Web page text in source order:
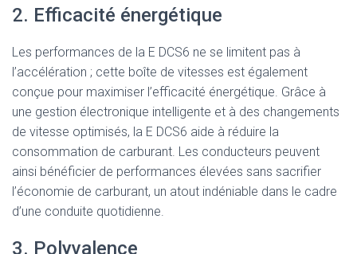
2. Efficacité énergétique
Les performances de la E DCS6 ne se limitent pas à
l’accélération ; cette boîte de vitesses est également
conçue pour maximiser l’efficacité énergétique. Grâce à
une gestion électronique intelligente et à des changements
de vitesse optimisés, la E DCS6 aide à réduire la
consommation de carburant. Les conducteurs peuvent
ainsi bénéficier de performances élevées sans sacrifier
l’économie de carburant, un atout indéniable dans le cadre
d’une conduite quotidienne.
3. Polyvalence